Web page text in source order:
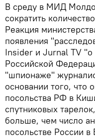
В среду в МИД
сократить
Реакция
появления
Insider и Jurnal TV "о
Российской
"шпионаже"
основании того, что
посольства РФ в
спутниковых
больше, чем число
посольстве России в